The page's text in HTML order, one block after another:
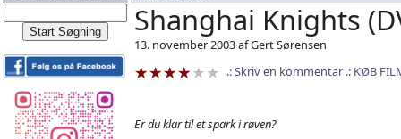
Shanghai Knights
13. november 2003 af Gert Sørensen
Skriv en kommentar
KØB
Er du klar til et spark i røven?